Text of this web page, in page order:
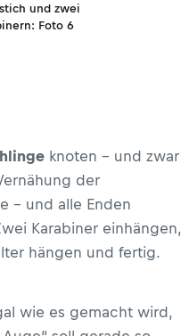
und zwei
Foto 6
knoten – und zwar
der
– und alle Enden
Karabiner einhängen,
hängen und fertig.
wie es gemacht wird,